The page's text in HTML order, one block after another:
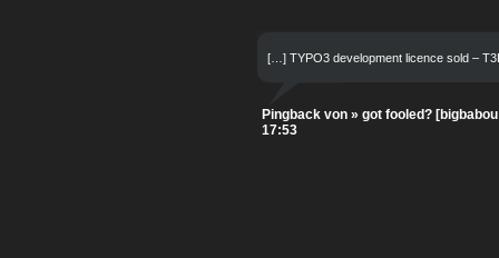
[…] TYPO3 development licence sold –
Pingback von » got fooled?
17:53